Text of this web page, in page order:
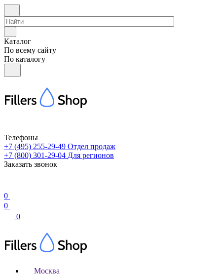
Каталог
По всему сайту
По каталогу
Телефоны
+7 (495) 255-29-49 Отдел продаж
+7 (800) 301-29-04 Для регионов
Заказать звонок
0
0
0
Москва